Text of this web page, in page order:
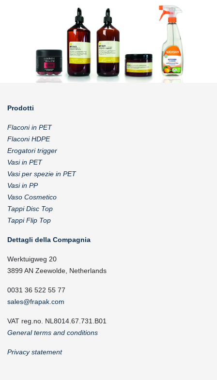
Prodotti
Flaconi in PET
Flaconi HDPE
Erogatori trigger
Vasi in PET
Vasi per spezie in PET
Vasi in PP
Vaso Cosmetico
Tappi Disc Top
Tappi Flip Top
Dettagli della Compagnia
Werktuigweg 20
3899 AN Zeewolde, Netherlands
0031 36 522 55 77
sales@frapak.com
VAT reg.no. NL8014.67.731.B01
General terms and conditions
Privacy statement